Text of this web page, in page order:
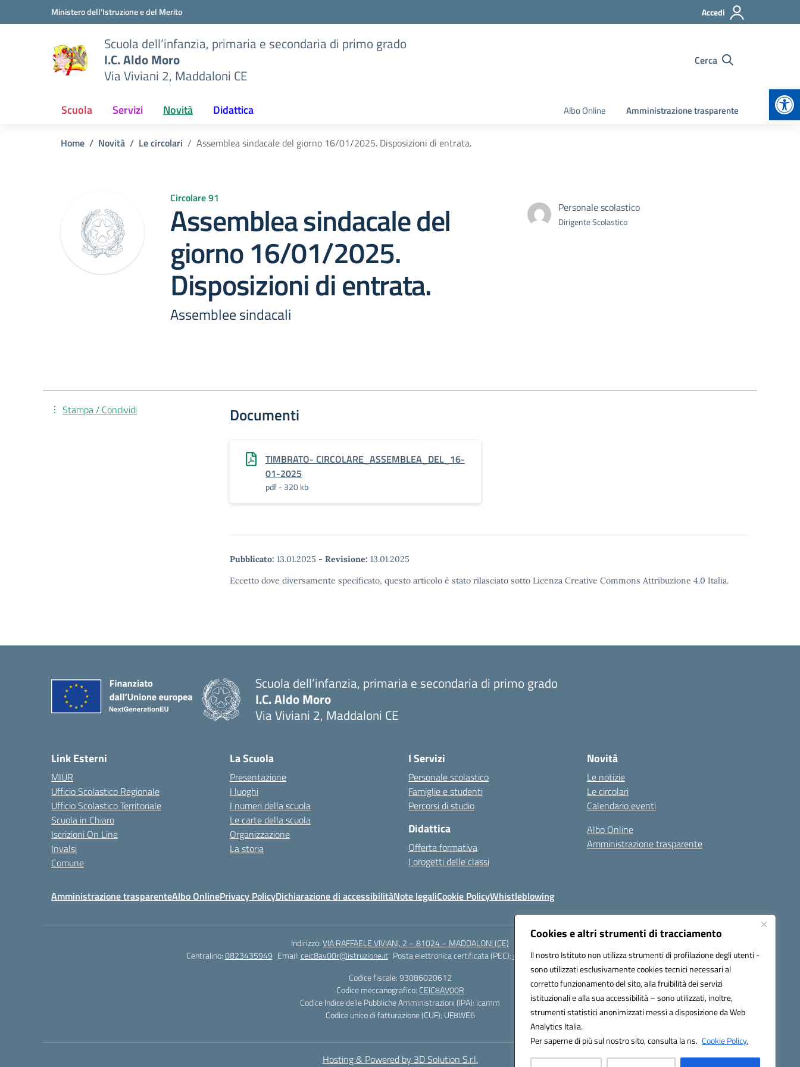
Cookies e altri strumenti di tracciamento
Il nostro Istituto non utilizza strumenti di profilazione degli utenti -
sono utilizzati esclusivamente cookies tecnici necessari al
corretto funzionamento del sito, alla fruibilità dei servizi
istituzionali e alla sua accessibilità – sono utilizzati, inoltre,
strumenti statistici anonimizzati messi a disposizione da Web
Analytics Italia.
Per saperne di più sul nostro sito, consulta la ns. Cookie Policy.
Vai ai contenuti
Vai al menu di navigazioneMinistero dell'Istruzione e del Merito Accedi
Scuola dell’infanzia, primaria e secondaria di primo grado
I.C. Aldo Moro
Via Viviani 2, Maddaloni CE
Cerca
Scuola Servizi Novità Didattica Albo Online Amministrazione trasparente
Home Novità Le circolari Assemblea sindacale del giorno 16/01/2025. Disposizioni di entrata.
Circolare 91
Assemblea sindacale del
giorno 16/01/2025.
Disposizioni di entrata.
Assemblee sindacali
Personale scolastico
Dirigente Scolastico
Documenti
TIMBRATO- CIRCOLARE_ASSEMBLEA_DEL_16-
01-2025
pdf - 320 kb
Pubblicato: 13.01.2025 - Revisione: 13.01.2025
Eccetto dove diversamente specificato, questo articolo è stato rilasciato sotto Licenza Creative Commons Attribuzione 4.0 Italia.
Stampa / Condividi
Scuola dell’infanzia, primaria e secondaria di primo grado
I.C. Aldo Moro
Via Viviani 2, Maddaloni CE
Link Esterni
MIUR
Ufficio Scolastico Regionale
Ufficio Scolastico Territoriale
Scuola in Chiaro
Iscrizioni On Line
Invalsi
Comune
La Scuola
Presentazione
I luoghi
I numeri della scuola
Le carte della scuola
Organizzazione
La storia
I Servizi
Personale scolastico
Famiglie e studenti
Percorsi di studio
Didattica
Offerta formativa
I progetti delle classi
Novità
Le notizie
Le circolari
Calendario eventi
Albo Online
Amministrazione trasparente
Amministrazione trasparenteAlbo OnlinePrivacy PolicyDichiarazione di accessibilitàNote legaliCookie PolicyWhistleblowing
Indirizzo:VIA RAFFAELE VIVIANI, 2 – 81024 – MADDALONI (CE)
Centralino:0823435949 Email:ceic8av00r@istruzione.it Posta elettronica certificata (PEC):ceic8av00r@pec.istruzione.it
Codice fiscale: 93086020612
Codice meccanografico: CEIC8AV00R
Codice Indice delle Pubbliche Amministrazioni (IPA): icamm
Codice unico di fatturazione (CUF): UF8WE6
Hosting & Powered by 3D Solution S.r.l.